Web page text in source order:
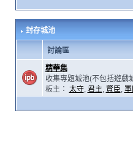
封存城池
討論區
精華集
收集專題城池(不包括遊戲
板主： 太守, 君主, 賢臣, 軍